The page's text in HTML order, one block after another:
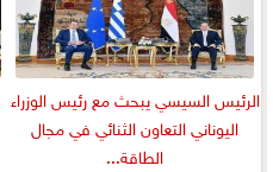
الرئيس السيسي يبحث مع رئيس الوزراء
اليوناني التعاون الثنائي في مجال
الطاقة...